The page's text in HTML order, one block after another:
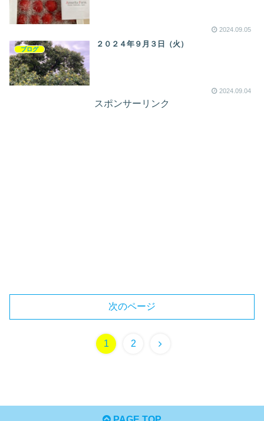
2024.09.05
ブログ
２０２４年９月３日（火）
2024.09.04
スポンサーリンク
次のページ
1 2